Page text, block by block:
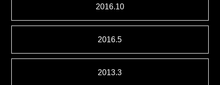
2016.10
2016.5
2013.3